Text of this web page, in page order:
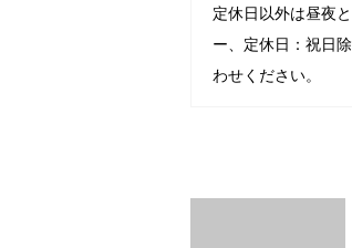
定休日以外は昼夜
ー、定休日：祝日
わせください。